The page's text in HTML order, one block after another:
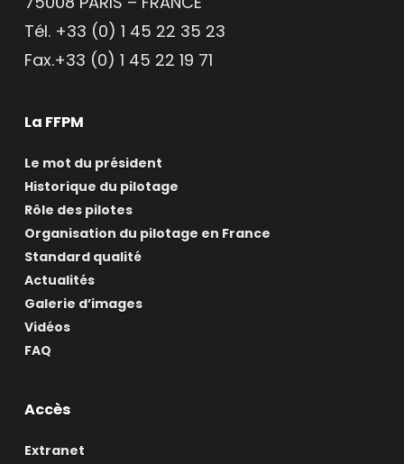
Tél. +33 (0) 1 45 22 35 23
Fax.+33 (0) 1 45 22 19 71
La FFPM
Le mot du président
Historique du pilotage
Rôle des pilotes
Organisation du pilotage en France
Standard qualité
Actualités
Galerie d’images
Vidéos
FAQ
Accès
Extranet